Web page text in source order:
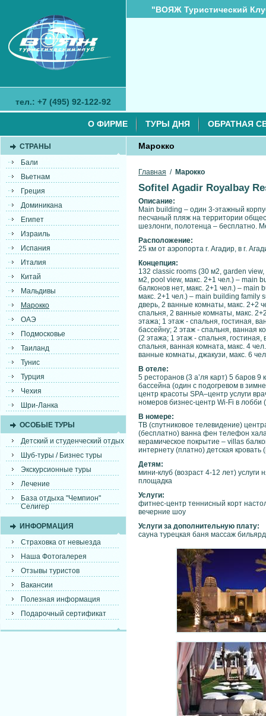
тел.: +7 (495) 92-122-92
"ВОЯЖ Туристический
О ФИРМЕ ТУРЫ ДНЯ ОБРАТНАЯ
СТРАНЫ
Бали
Вьетнам
Греция
Доминикана
Египет
Израиль
Испания
Италия
Китай
Мальдивы
Марокко
ОАЭ
Подмосковье
Таиланд
Тунис
Турция
Чехия
Шри-Ланка
ОСОБЫЕ ТУРЫ
Детский и студенческий отдых
Шуб-туры / Бизнес туры
Экскурсионные туры
Лечение
База отдыха "Чемпион"
Селигер
ИНФОРМАЦИЯ
Страховка от невыезда
Наша Фотогалерея
Отзывы туристов
Вакансии
Полезная информация
Подарочный сертификат
Марокко
Главная / Марокко
Sofitel Agadir Royalbay
Описание:
Main building – один 3-этажный
песчаный пляж на территории
шезлонги, полотенца – бесплатно.
Расположение:
25 км от аэропорта г. Агадир, в г.
Концепция:
132 classic rooms (30 м2, garden
м2, pool view, макс. 2+1 чел.) – main
балконов нет, макс. 2+1 чел.) –
макс. 2+1 чел.) – main building family
дверь, 2 ванные комнаты, макс. 2+2
спальня, 2 ванные комнаты, макс.
этажа; 1 этаж - спальня, гостиная,
бассейну; 2 этаж - спальня, ванная
(2 этажа; 1 этаж - спальня,
спальня, ванная комната, макс. 4
ванные комнаты, джакузи, макс. 6
В отеле:
5 ресторанов (3 а’ля карт) 5 баров
бассейна (один с подогревом в
центр красоты SPA–центр услуги
номеров бизнес-центр Wi-Fi в лобби
В номере:
ТВ (спутниковое телевидение)
(бесплатно) ванна фен телефон
керамическое покрытие – villas
интернету (платно) детская кровать
Детям:
мини-клуб (возраст 4-12 лет) услуги
площадка
Услуги:
фитнес-центр теннисный корт
вечерние шоу
Услуги за дополнительную плату:
сауна турецкая баня массаж бильярд